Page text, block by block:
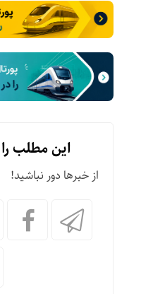
این مطلب
از خبرها دور نباشید!